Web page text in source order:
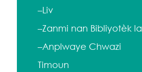
–Liv
–Zanmi nan Bibliyotèk la
–Anplwaye Chwazi
Timoun